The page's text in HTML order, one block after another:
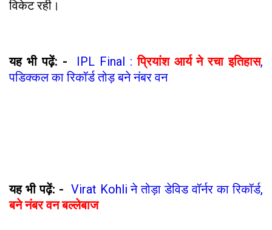
विकेट रही।
यह भी पढ़ें: - IPL Final : प्रियांश आर्य ने रचा इतिहास,
पडिक्कल का रिकॉर्ड तोड़ बने नंबर वन
यह भी पढ़ें: - Virat Kohli ने तोड़ा डेविड वॉर्नर का रिकॉर्ड,
बने नंबर वन बल्लेबाज